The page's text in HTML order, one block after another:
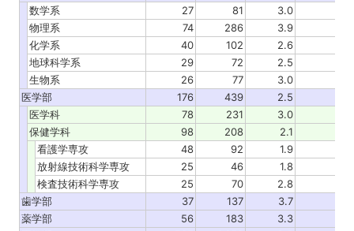
数学系
27 81
3.0
物理系
74 286
3.9
化学系
40 102
2.6
地球科学系
29 72
2.5
生物系
26 77
3.0
医学部
176 439
2.5
医学科
78 231
3.0
保健学科
98 208
2.1
看護学専攻
48 92
1.9
放射線技術科学専攻
25 46
1.8
検査技術科学専攻
25 70
2.8
歯学部
37 137
3.7
薬学部
56 183
3.3